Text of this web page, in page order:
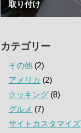
カテゴリー
その他 (2)
アメリカ (2)
クッキング (8)
グルメ (7)
サイトカスタマイズ